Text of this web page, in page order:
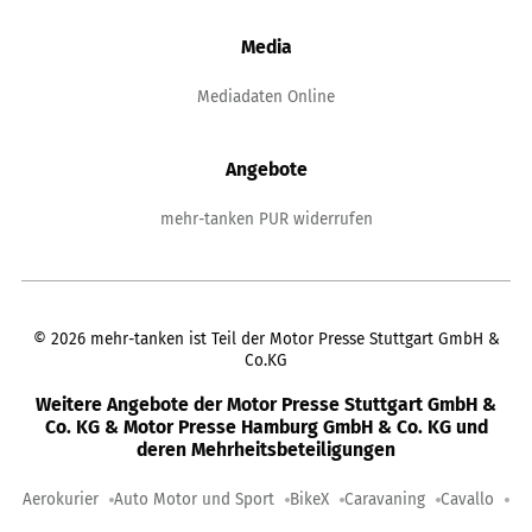
Media
Mediadaten Online
Angebote
mehr-tanken PUR widerrufen
© 2026 mehr-tanken ist Teil der Motor Presse Stuttgart GmbH &
Co.KG
Weitere Angebote der Motor Presse Stuttgart GmbH &
Co. KG & Motor Presse Hamburg GmbH & Co. KG und
deren Mehrheitsbeteiligungen
Aerokurier Auto Motor und Sport BikeX Caravaning Cavallo